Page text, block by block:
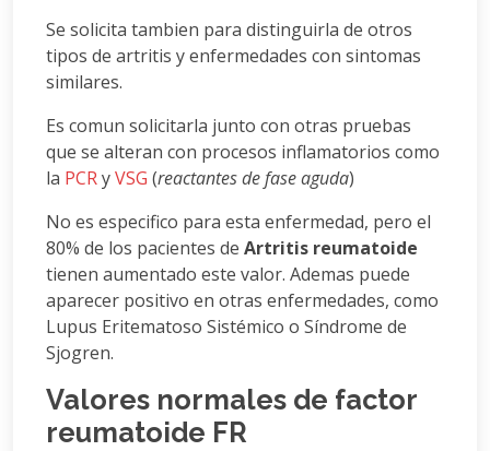
Se solicita tambien para distinguirla de otros
tipos de artritis y enfermedades con sintomas
similares.
Es comun solicitarla junto con otras pruebas
que se alteran con procesos inflamatorios como
la PCRyVSG (reactantes de fase aguda)
No es especifico para esta enfermedad, pero el
80% de los pacientes de Artritis reumatoide
tienen aumentado este valor. Ademas puede
aparecer positivo en otras enfermedades, como
Lupus Eritematoso Sistémico o Síndrome de
Sjogren.
Valores normales de factor
reumatoide FR